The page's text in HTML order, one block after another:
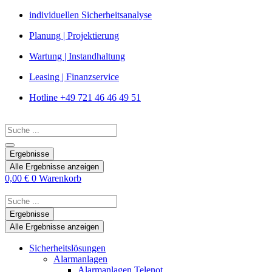
Zum
springen
individuellen Sicherheitsanalyse
Planung | Projektierung
Wartung | Instandhaltung
Leasing | Finanzservice
Hotline +49 721 46 46 49 51
Search
...
Ergebnisse
Alle Ergebnisse anzeigen
0,00 € 0 Warenkorb
Search
...Ergebnisse
Alle Ergebnisse anzeigen
Sicherheitslösungen
Alarmanlagen
Alarmanlagen Telenot